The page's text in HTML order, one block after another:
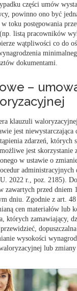
części umów
powinno ono być
w toku postępowania
listą pracowników
wątpliwości co do
dokumentami.
–
klauzuli
jest niewystarczająca
zdarzeń, których
jest skorzystanie
w ustawie o
administracyjnych
2022 r., poz. 2185).
zawartych przed dniem
dniu. Zgodnie z art. 48
cen materiałów lub
których zamawiający,
wysokości
lub zmiany